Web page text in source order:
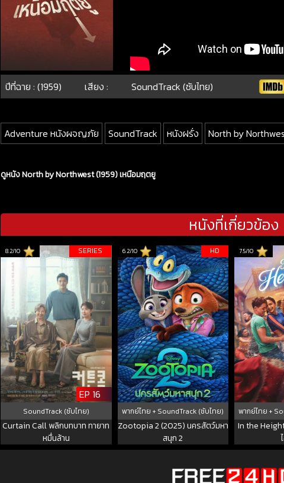
ปีที่ฉาย : (1959) เสียง : SoundTrack (ซับไทย)
Adventure หนังผจญภัย SoundTrack หนังฝรั่ง North by
ดูหนัง North by Northwest (1959) เหนือมฤตยู
หนังที่เกี่ยวข้อง
8.2/10 SERIES
EP 16
SoundTrack (ซับไทย)
Curtain Call พลิกบทบาท ทายาท
หมื่นล้าน
6.2/10 HD
พากย์ไทย + SoundTrack (ซับไทย)
Zootopia 2 (2025) นครสัตว์มหา
สนุก 2
7.5/10
พากย์ไทย +
In the